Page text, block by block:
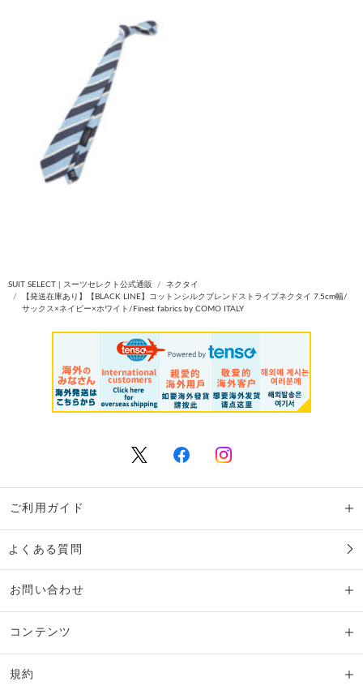
SUIT SELECT | スーツセレクト公式通販
ネクタイ
【発送在庫あり】【BLACK LINE】コットンシルクブレンドストライプネクタイ 7.5cm幅/
サックス×ネイビー×ホワイト/Finest fabrics by COMO ITALY
ご利用ガイド
よくある質問
お問い合わせ
コンテンツ
規約